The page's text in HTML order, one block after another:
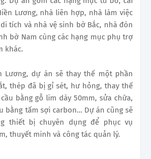
Lương, nhà liên hợp, nhà làm việc
tích và nhà vệ sinh bờ Bắc, nhà đón
bờ Nam cùng các hạng mục phụ trợ
khác.
Lương, dự án sẽ thay thế một phần
thép đã bị gỉ sét, hư hỏng, thay thế
bằng gỗ lim dày 50mm, sửa chữa,
bằng tấm sợi carbon… Dự án cũng sẽ
thiết bị chuyên dụng để phục vụ
thuyết minh và công tác quản lý.